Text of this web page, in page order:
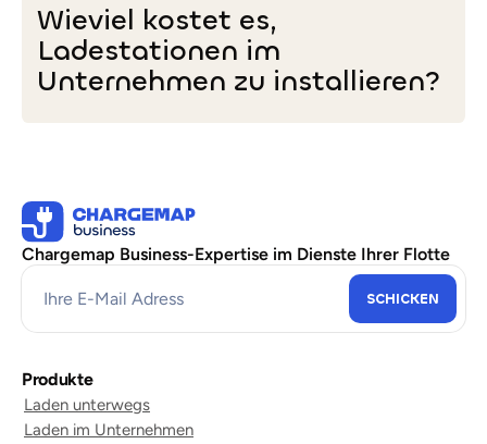
Wieviel kostet es,
Ladestationen im
Unternehmen zu installieren?
Ladestationen
im
Unternehmen
zu
installieren?
Chargemap Business-Expertise im Dienste Ihrer Flotte
Produkte
Laden unterwegs
Laden im Unternehmen